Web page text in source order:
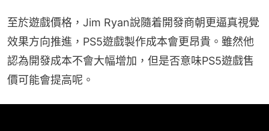
至於遊戲價格，Jim Ryan說隨着開發商朝更逼真視覺
效果方向推進，PS5遊戲製作成本會更昂貴。雖然他
認為開發成本不會大幅增加，但是否意味PS5遊戲售
價可能會提高呢。